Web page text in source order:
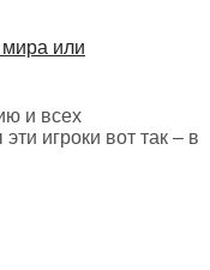
или
и всех
игроки вот так – в